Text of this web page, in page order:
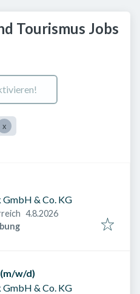
Tourismus Jobs
& Co. KG
Veröffentlicht am
4.8.2026
w/d)
& Co. KG